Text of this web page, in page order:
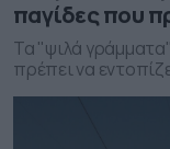
παγίδες που
Τα "ψιλά
πρέπει να